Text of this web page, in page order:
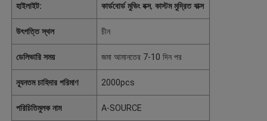
হাইলাইট: কার্ডবোর্ড মুভিং বক্স,কাস্টম মুদ্রিত বাক্স
উৎপত্তি স্থল চীন
ডেলিভারি সময় জমা আমানতের 7-10 দিন পর
ন্যূনতম চাহিদার পরিমাণ 2000pcs
পরিচিতিমুলক নাম A-SOURCE